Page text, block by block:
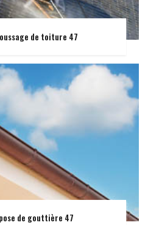
de toiture 47
de gouttière 47